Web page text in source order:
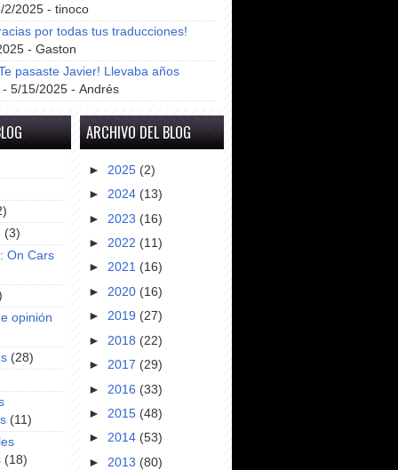
2025 - tinoco
por todas tus traducciones!
- Gaston
pasaste Javier! Llevaba años
- 5/15/2025 - Andrés
(3)
On Cars
opinión
(28)
(11)
(18)
ARCHIVO DEL BLOG
► 2025 (2)
► 2024 (13)
► 2023 (16)
► 2022 (11)
► 2021 (16)
► 2020 (16)
► 2019 (27)
► 2018 (22)
► 2017 (29)
► 2016 (33)
► 2015 (48)
► 2014 (53)
► 2013 (80)